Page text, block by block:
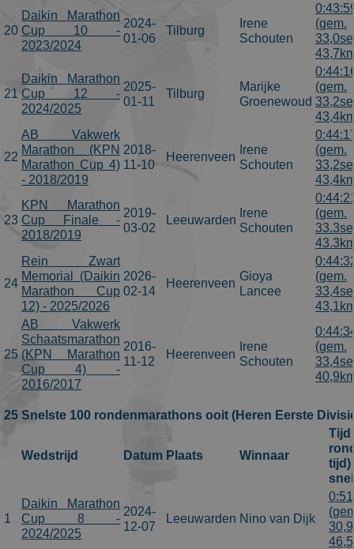
20
Daikin Marathon
Cup 10 -
2023/2024
2024-
01-06
Tilburg
Irene
Schouten
(gem.
21
Daikin Marathon
Cup 12 -
2024/2025
2025-
01-11
Tilburg
Marijke
Groenewoud
(gem.
22
AB Vakwerk
Marathon (KPN
Marathon Cup 4)
- 2018/2019
2018-
11-10
Heerenveen
Irene
Schouten
(gem.
23
KPN Marathon
Cup Finale -
2018/2019
2019-
03-02
Leeuwarden
Irene
Schouten
(gem.
24
Rein Zwart
Memorial (Daikin
Marathon Cup
12) - 2025/2026
2026-
02-14
Heerenveen
Gioya
Lancee
(gem.
25
AB Vakwerk
Schaatsmarathon
(KPN Marathon
Cup 4) -
2016/2017
2016-
11-12
Heerenveen
Irene
Schouten
(gem.
25 Snelste 100 rondenmarathons ooit (Heren Eerste
Wedstrijd Datum Plaats Winnaar
Tijd
1
Daikin Marathon
Cup 8 -
2024/2025
2024-
12-07
Leeuwarden Nino van Dijk